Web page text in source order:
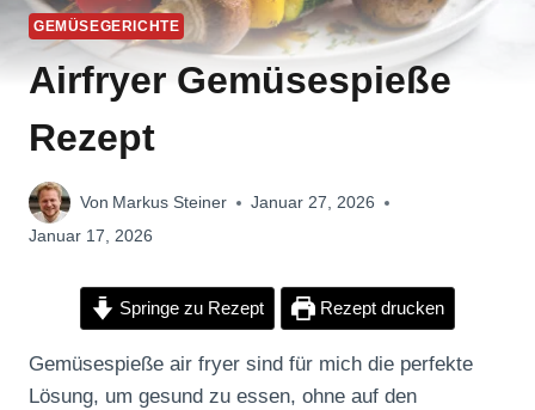
GEMÜSEGERICHTE
Airfryer Gemüsespieße
Rezept
Von Markus Steiner
Januar 27, 2026
Januar 17, 2026
Springe zu Rezept Rezept drucken
Gemüsespieße air fryer sind für mich die perfekte
Lösung, um gesund zu essen, ohne auf den